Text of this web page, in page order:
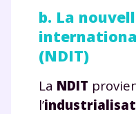
b. La
(NDIT)
La NDIT
l’